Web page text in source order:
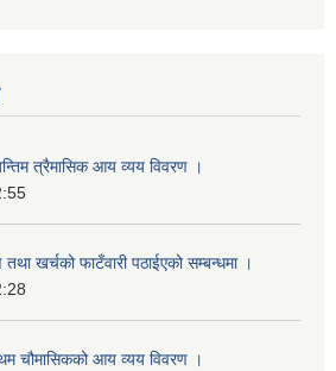
त्रैमासिक आय व्यय विवरण ।
खर्चको फाटँवारी पठाईएको सम्बन्धमा ।
चौमासिकको आय व्यय विवरण ।